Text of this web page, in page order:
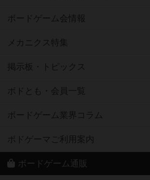
ボードゲーム会情報
メカニクス特集
掲示板・トピックス
ボドとも・会員一覧
ボードゲーム業界コラム
ボドゲーマご利用案内
ボードゲーム通販